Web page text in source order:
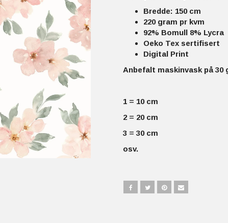
Bredde: 150 cm
220 gram pr kvm
92% Bomull 8% Lycra
Oeko Tex sertifisert
Digital Print
Anbefalt maskinvask på 30
1 = 10 cm
2 = 20 cm
3 = 30 cm
osv.